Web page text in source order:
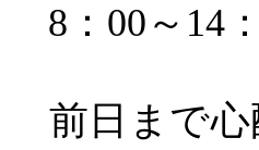
8：00～14
前日まで